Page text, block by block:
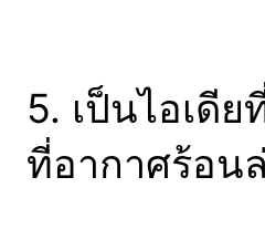
5. เป็นไอเดี
ที่อากาศร้อน